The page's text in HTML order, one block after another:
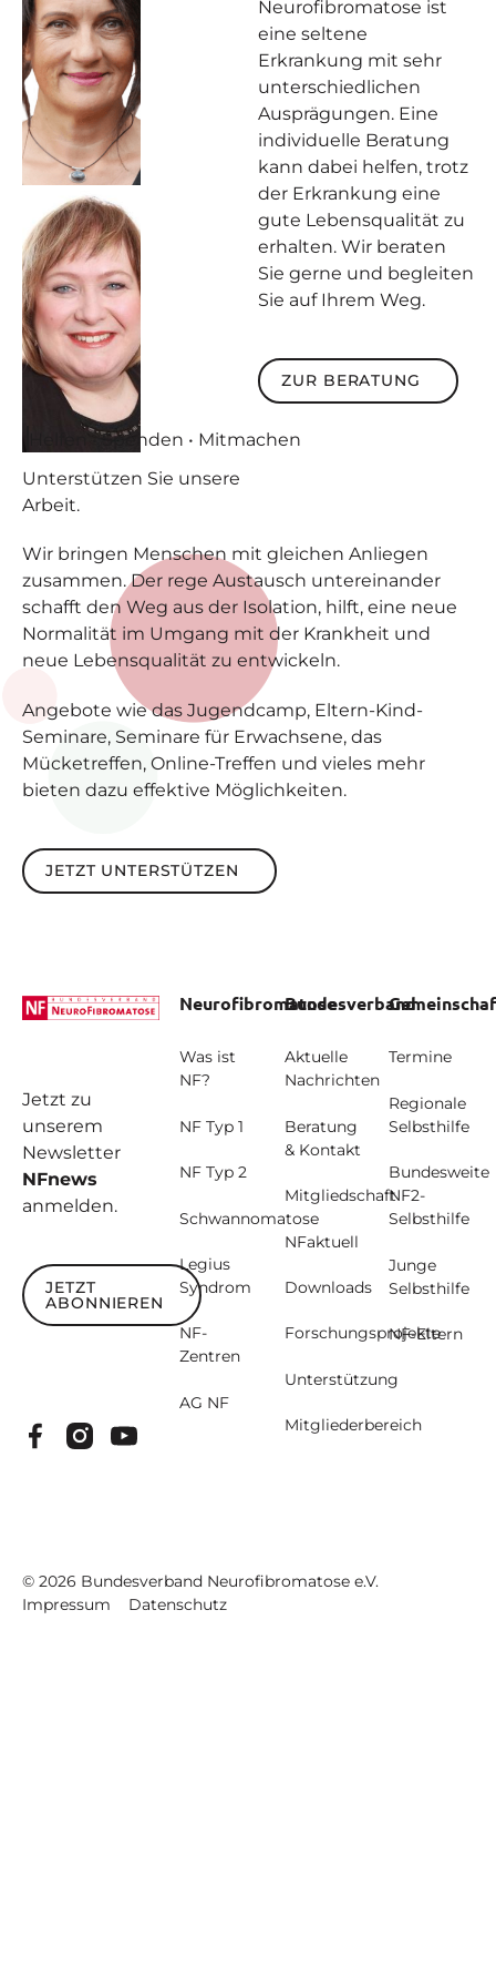
Neurofibromatose ist
eine seltene
Erkrankung mit sehr
unterschiedlichen
Ausprägungen. Eine
individuelle Beratung
kann dabei helfen, trotz
der Erkrankung eine
gute Lebensqualität zu
erhalten. Wir beraten
Sie gerne und begleiten
Sie auf Ihrem Weg.
Zur Beratung
ZUR BERATUNG
Helfen • Spenden • Mitmachen
Unterstützen Sie unsere
Arbeit.
Wir bringen Menschen mit gleichen Anliegen
zusammen. Der rege Austausch untereinander
schafft den Weg aus der Isolation, hilft, eine neue
Normalität im Umgang mit der Krankheit und
neue Lebensqualität zu entwickeln.
Angebote wie das Jugendcamp, Eltern-Kind-
Seminare, Seminare für Erwachsene, das
Mücketreffen, Online-Treffen und vieles mehr
bieten dazu effektive Möglichkeiten.
Jetzt unterstützen
JETZT UNTERSTÜTZEN
Jetzt zu
unserem
Newsletter
NFnews
anmelden.
Jetzt abonnieren
JETZT
ABONNIEREN
Neurofibromatose
Was ist
NF?
NF Typ 1
NF Typ 2
Schwannomatose
Legius
Syndrom
NF-
Zentren
AG NF
Bundesverband
Aktuelle
Nachrichten
Beratung
& Kontakt
Mitgliedschaft
NFaktuell
Downloads
Forschungsprojekte
Unterstützung
Mitgliederbereich
Termine
Regionale
Selbsthilfe
Bundesweite
NF2-
Selbsthilfe
Junge
Selbsthilfe
NF-Eltern
© 2026 Bundesverband Neurofibromatose e.V.
Impressum
Datenschutz